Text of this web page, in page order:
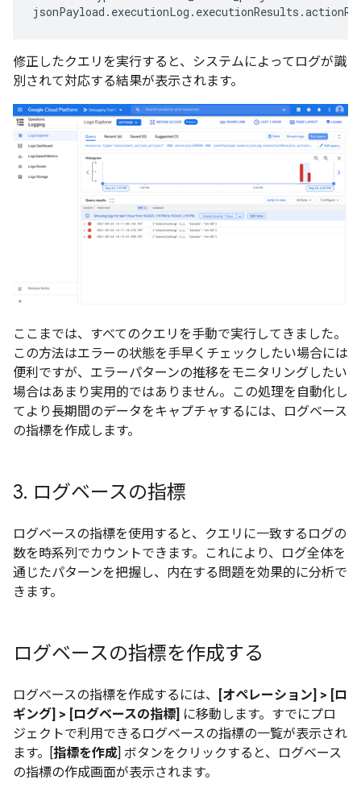
修正したクエリを実行すると、システムによってログが識
別されて対応する結果が表示されます。
ここまでは、すべてのクエリを手動で実行してきました。
この方法はエラーの状態を手早くチェックしたい場合には
便利ですが、エラーパターンの推移をモニタリングしたい
場合はあまり実用的ではありません。この処理を自動化し
てより長期間のデータをキャプチャするには、ログベース
の指標を作成します。
3. ログベースの指標
ログベースの指標を使用すると、クエリに一致するログの
数を時系列でカウントできます。これにより、ログ全体を
通じたパターンを把握し、内在する問題を効果的に分析で
きます。
ログベースの指標を作成する
ログベースの指標を作成するには、
[オペレーション] > [ロ
ギング] > [ログベースの指標] に移動します。すでにプロ
ジェクトで利用できるログベースの指標の一覧が表示され
ます。[指標を作成] ボタンをクリックすると、ログベース
の指標の作成画面が表示されます。